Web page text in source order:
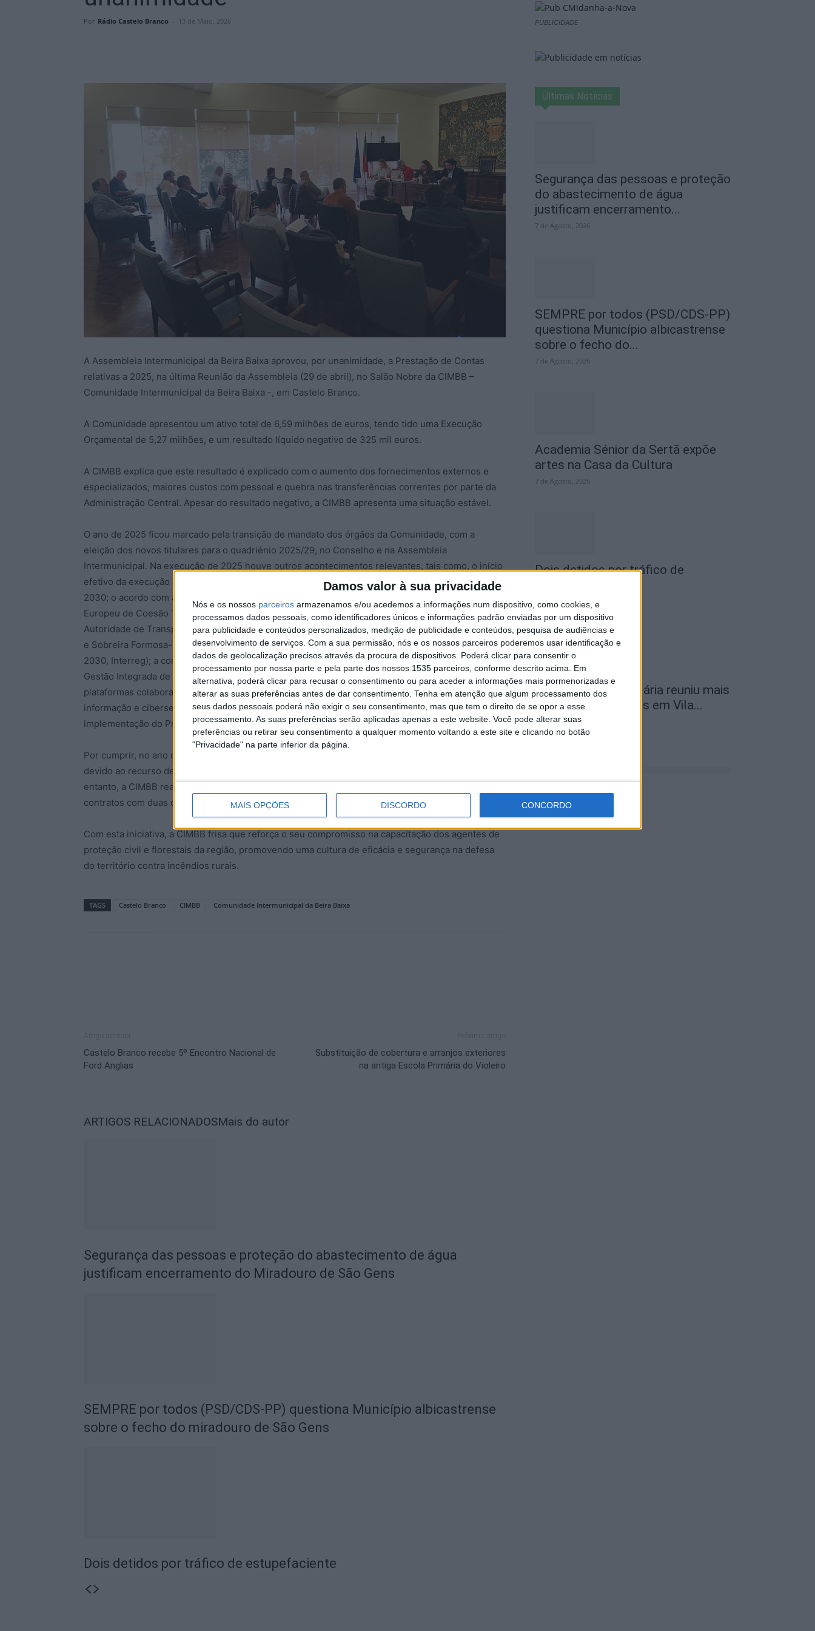
Damos valor à sua privacidade
Nós e os nossos parceiros armazenamos e/ou acedemos a informações num dispositivo, como cookies, e
processamos dados pessoais, como identificadores únicos e informações padrão enviadas por um dispositivo
para publicidade e conteúdos personalizados, medição de publicidade e conteúdos, pesquisa de audiências e
desenvolvimento de serviços. Com a sua permissão, nós e os nossos parceiros poderemos usar identificação e
dados de geolocalização precisos através da procura de dispositivos. Poderá clicar para consentir o
processamento por nossa parte e pela parte dos nossos 1535 parceiros, conforme descrito acima. Em
alternativa, poderá clicar para recusar o consentimento ou para aceder a informações mais pormenorizadas e
alterar as suas preferências antes de dar consentimento. Tenha em atenção que algum processamento dos
seus dados pessoais poderá não exigir o seu consentimento, mas que tem o direito de se opor a esse
processamento. As suas preferências serão aplicadas apenas a este website. Você pode alterar suas
preferências ou retirar seu consentimento a qualquer momento voltando a este site e clicando no botão
"Privacidade" na parte inferior da página.
MAIS OPÇÕES DISCORDO CONCORDO
Por Rádio Castelo Branco - 13 de Maio, 2026
A Assembleia Intermunicipal da Beira Baixa aprovou, por unanimidade, a Prestação de Contas
relativas a 2025, na última Reunião da Assembleia (29 de abril), no Salão Nobre da CIMBB –
Comunidade Intermunicipal da Beira Baixa -, em Castelo Branco.
A Comunidade apresentou um ativo total de 6,59 milhões de euros, tendo tido uma Execução
Orçamental de 5,27 milhões, e um resultado líquido negativo de 325 mil euros.
A CIMBB explica que este resultado é explicado com o aumento dos fornecimentos externos e
especializados, maiores custos com pessoal e quebra nas transferências correntes por parte da
Administração Central. Apesar do resultado negativo, a CIMBB apresenta uma situação estável.
O ano de 2025 ficou marcado pela transição de mandato dos órgãos da Comunidade, com a
eleição dos novos titulares para o quadriénio 2025/29, no Conselho e na Assembleia
Intermunicipal. Na execução de 2025 houve outros acontecimentos relevantes, tais como, o início
efetivo da execução das operações dos Instrumentos Territoriais Integrados CIM Beira Baixa
2030; o acordo com a Diputación Provincial de Cáceres para a criação de um Agrupamento
Europeu de Coesão Territorial; o início da disponibilização de Transporte Público Flexível pela
Autoridade de Transportes CIM Beira Baixa, com 2 projetos piloto (Castelo Branco-Idanha-a-Nova
e Sobreira Formosa-Fratel); a apresentação de candidaturas a programas comunitários (CENTRO
2030, Interreg); a conclusão dos trabalhos de elaboração do Programa Sub-regional de Ação de
Gestão Integrada de Fogos Rurais; o aprofundamento das metodologias de trabalho nas
plataformas colaborativas intermunicipais (ação social; bibliotecas públicas; sistemas de
informação e cibersegurança; fundos comunitários); e a criação de condições para a
implementação do Programa e-Guard.
Por cumprir, no ano de 2025, ficou a concessão do Serviço Público de Transporte de Passageiros,
devido ao recurso de uma das empresas concorrentes ao Supremo Tribunal Administrativo. No
entanto, a CIMBB realça que será já possível implementar em 2026, tendo sido já assinados dois
contratos com duas concessionárias.
Com esta iniciativa, a CIMBB frisa que reforça o seu compromisso na capacitação dos agentes de
proteção civil e florestais da região, promovendo uma cultura de eficácia e segurança na defesa
do território contra incêndios rurais.
TAGS Castelo Branco CIMBB Comunidade Intermunicipal da Beira Baixa
Castelo Branco recebe 5º Encontro Nacional de
Ford Anglias
Substituição de cobertura e arranjos exteriores
na antiga Escola Primária do Violeiro
ARTIGOS RELACIONADOSMais do autor
Segurança das pessoas e proteção do abastecimento de água
justificam encerramento do Miradouro de São Gens
SEMPRE por todos (PSD/CDS-PP) questiona Município albicastrense
sobre o fecho do miradouro de São Gens
Dois detidos por tráfico de estupefaciente
PUBLICIDADE
Últimas Notícias
Segurança das pessoas e proteção
do abastecimento de água
justificam encerramento...
7 de Agosto, 2026
SEMPRE por todos (PSD/CDS-PP)
questiona Município albicastrense
sobre o fecho do...
7 de Agosto, 2026
Academia Sénior da Sertã expõe
artes na Casa da Cultura
7 de Agosto, 2026
Dois detidos por tráfico de
7 de Agosto, 2026
2ª Neon Walk Solidária reuniu mais
de 300 participantes em Vila...
7 de Agosto, 2026